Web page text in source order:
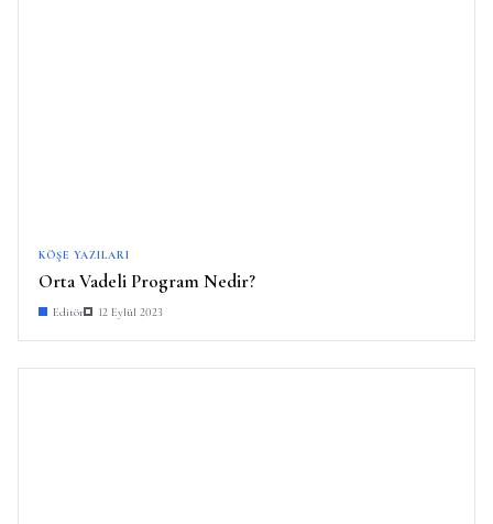
KÖŞE YAZILARI
Orta Vadeli Program Nedir?
Editör 12 Eylül 2023